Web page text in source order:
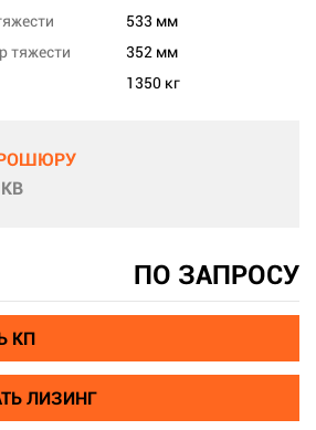
533 мм
тяжести
352 мм
1350 кг
ПО ЗАПРОСУ
КП
ЛИЗИНГ